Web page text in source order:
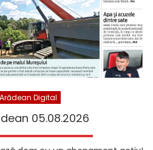
Digital
05.08.2026